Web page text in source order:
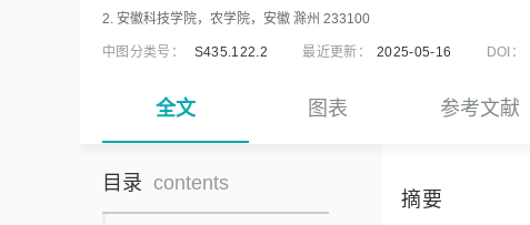
2. 安徽科技学院，农学院，安徽 滁州 233100
中图分类号： S435.122.2 最近更新： 2025-05-16 DOI：
全文 图表 参考文献
目录 contents
摘要